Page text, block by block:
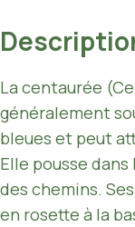
La centaurée
généralement
bleues et peut
Elle pousse
des chemins.
en rosette à la